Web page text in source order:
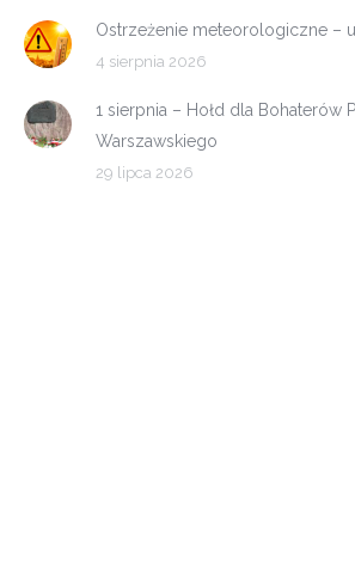
Ostrzeżenie meteorologiczne –
4 sierpnia 2026
1 sierpnia – Hołd dla Bohaterów
Warszawskiego
29 lipca 2026